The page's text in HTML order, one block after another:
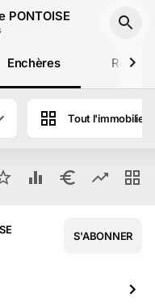
PONTOISE
Enchères
Tout l'immobilier
S'ABONNER